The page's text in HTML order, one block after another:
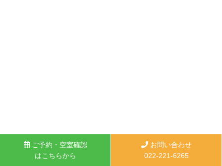
ご予約・空室確認
はこちらから
お問い合わせ
022-221-6265